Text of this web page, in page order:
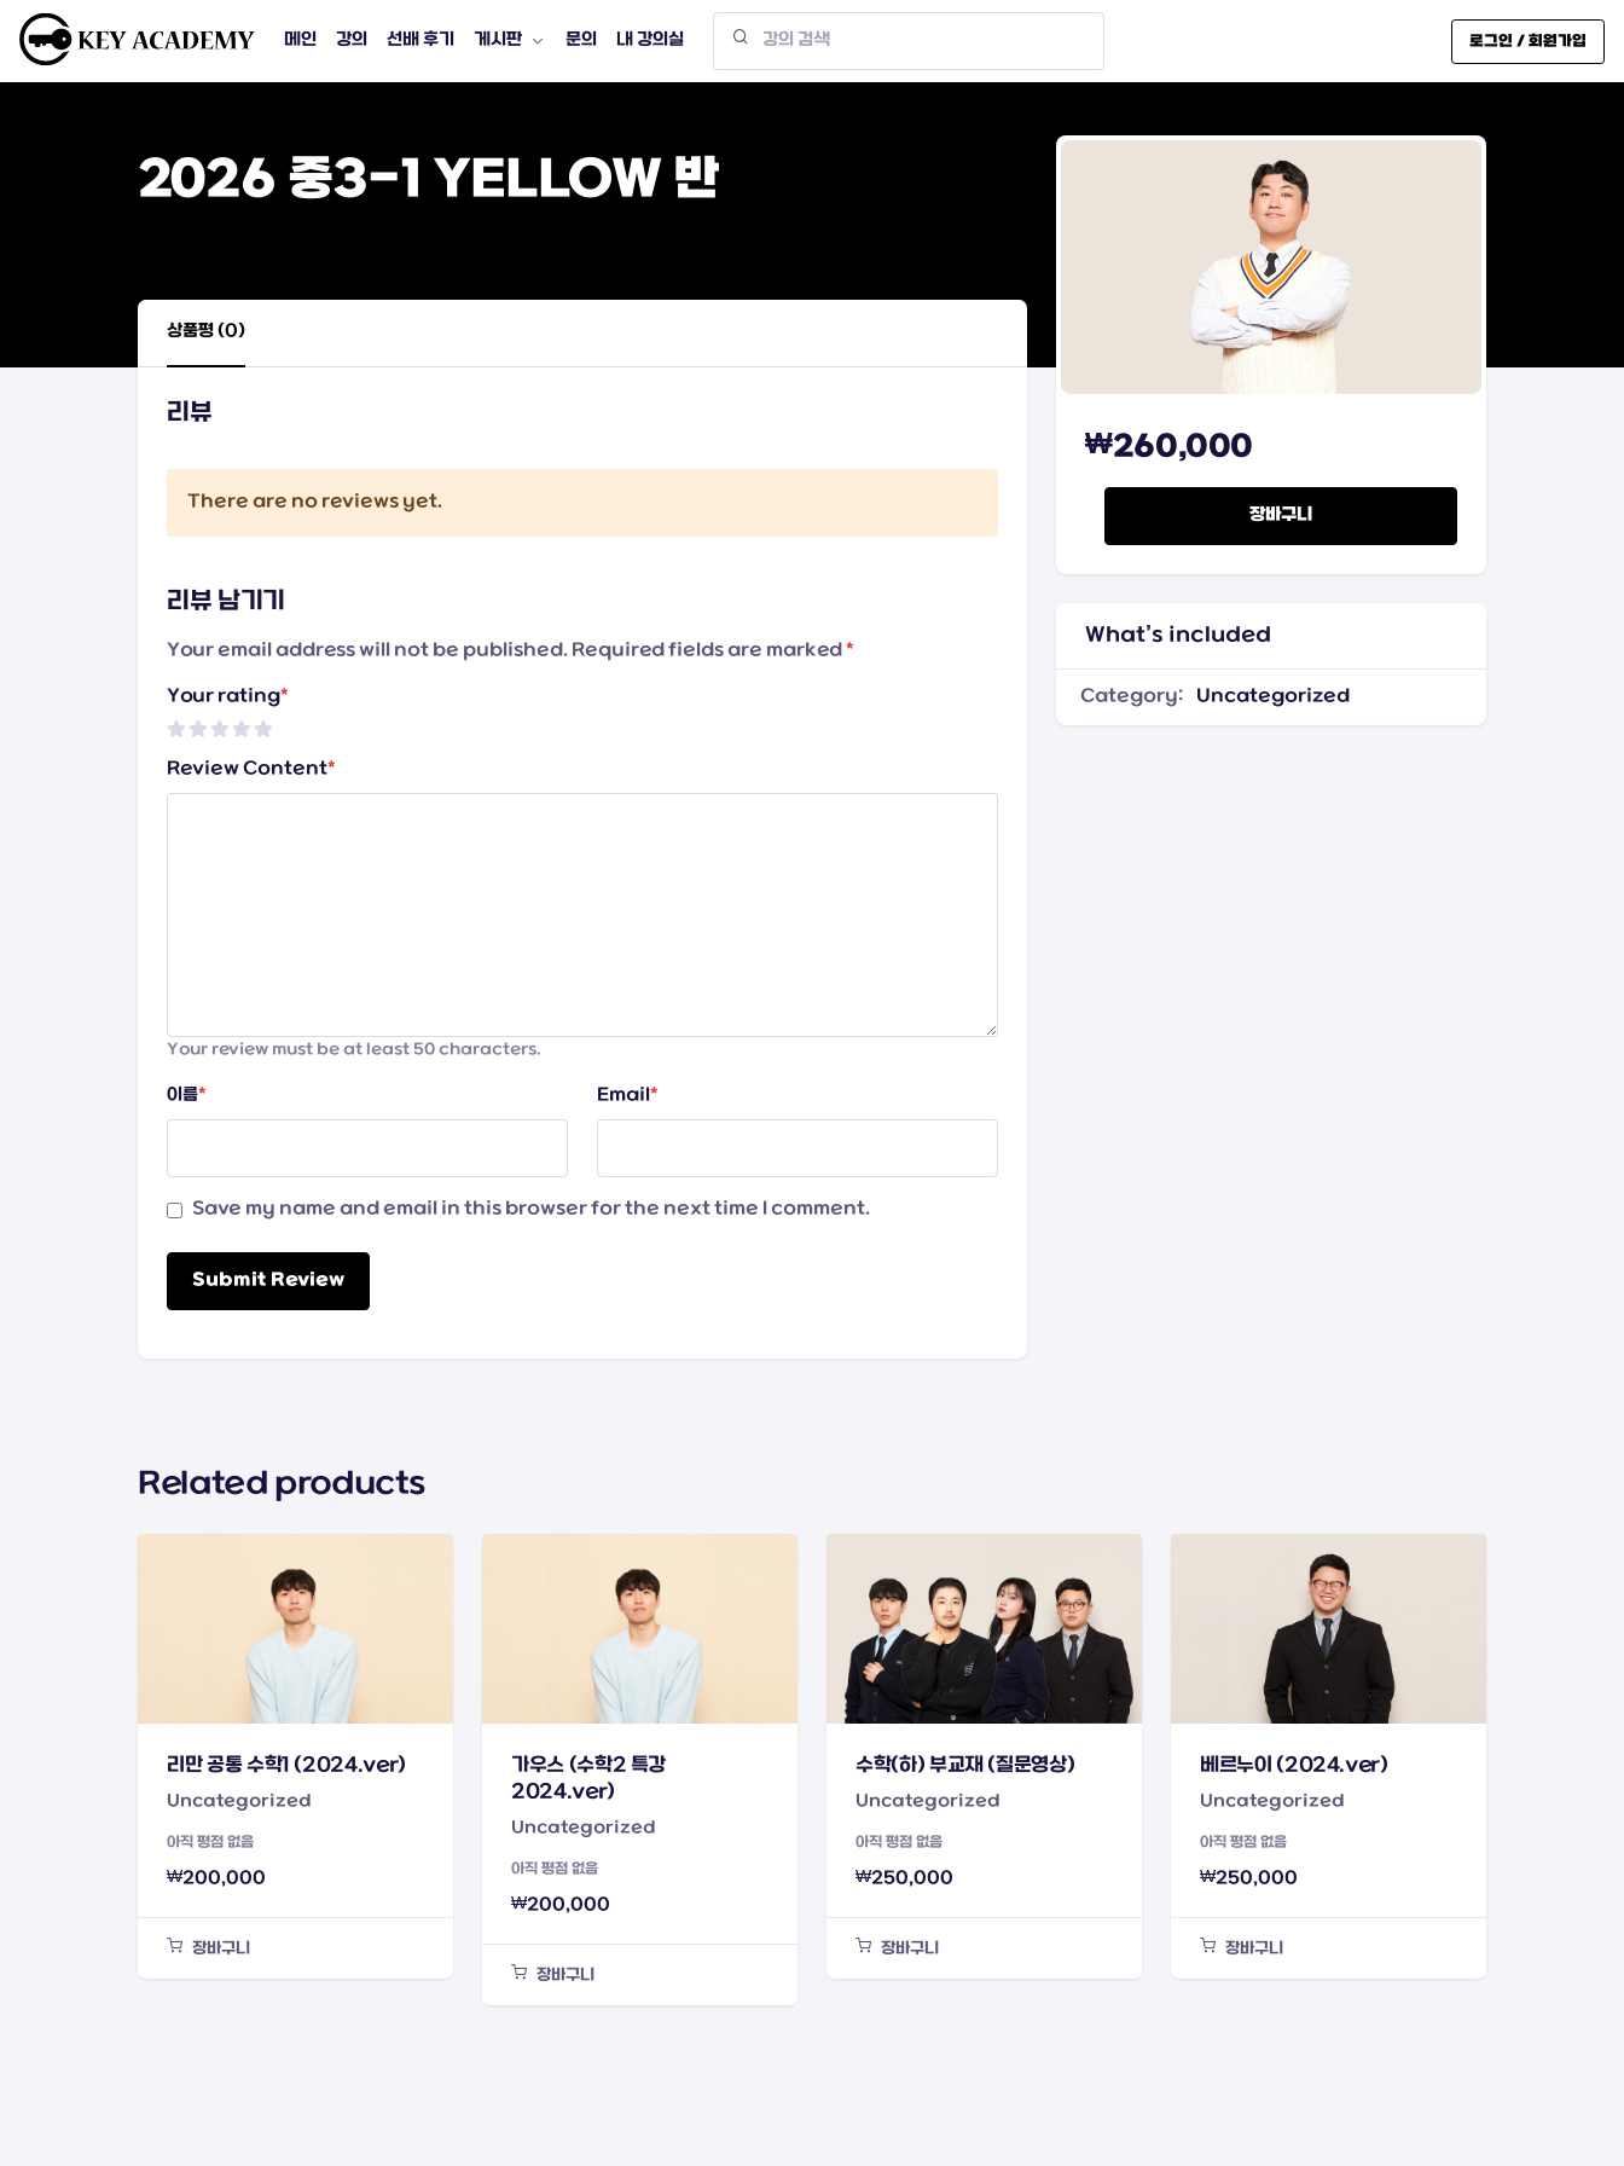
메인 강의 선배 후기 게시판 문의 내 강의실 로그인 / 회원가입
2026 중3-1 YELLOW 반
상품평 (0)
리뷰
There are no reviews yet.
리뷰 남기기
Your email address will not be published. Required fields are marked*
Your rating*
Review Content*
Your review must be at least 50 characters.
이름* Email*
Save my name and email in this browser for the next time I comment.
Submit Review
₩260,000
2026 중3-1 YELLOW 반 quantity
장바구니
What’s included
Category: Uncategorized
Related products
리만 공통 수학1 (2024.ver)
Uncategorized
아직 평점 없음
₩200,000
장바구니
가우스 (수학2 특강
2024.ver)
Uncategorized
아직 평점 없음
₩200,000
장바구니
수학(하) 부교재 (질문영상)
Uncategorized
아직 평점 없음
₩250,000
장바구니
베르누이 (2024.ver)
Uncategorized
아직 평점 없음
₩250,000
장바구니